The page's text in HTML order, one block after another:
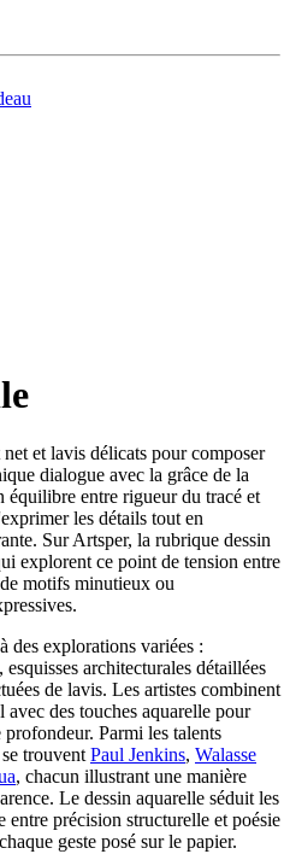
et lavis délicats pour composer
dialogue avec la grâce de la
équilibre entre rigueur du tracé et
les détails tout en
Sur Artsper, la rubrique dessin
explorent ce point de tension entre
motifs minutieux ou
des explorations variées :
architecturales détaillées
de lavis. Les artistes combinent
des touches aquarelle pour
profondeur. Parmi les talents
se trouventPaul Jenkins, Walasse
, chacun illustrant une manière
Le dessin aquarelle séduit les
précision structurelle et poésie
geste posé sur le papier.